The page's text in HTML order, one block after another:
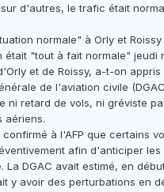
d'autres, le trafic était
normale" à Orly et Roissy
était "tout à fait normale" jeudi
et de Roissy, a-t-on
de l'aviation civile
ni retard de vols, ni gréviste
aériens.
confirmé à l'AFP que certains
afin d'anticiper
La DGAC avait estimé, en
y avoir des perturbations en